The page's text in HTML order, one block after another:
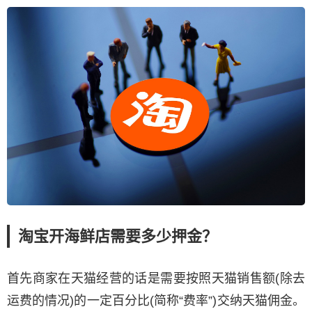
淘宝开海鲜店需要多少押金？
首先商家在天猫经营的话是需要按照天猫销售额(除去
运费的情况)的一定百分比(简称“费率”)交纳天猫佣金。